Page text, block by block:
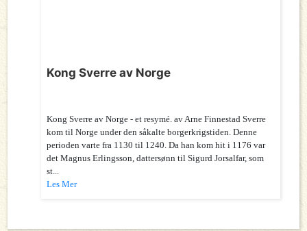
Kong Sverre av Norge
Kong Sverre av Norge - et resymé. av Arne Finnestad Sverre
kom til Norge under den såkalte borgerkrigstiden. Denne
perioden varte fra 1130 til 1240. Da han kom hit i 1176 var
det Magnus Erlingsson, dattersønn til Sigurd Jorsalfar, som
st...
Les Mer